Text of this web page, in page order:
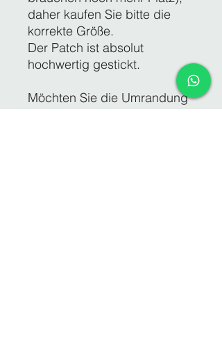
daher kaufen Sie bitte die
korrekte Größe.
Der Patch ist absolut
hochwertig gestickt.
Möchten Sie die Umrandung
in einer anderen Farbe wie